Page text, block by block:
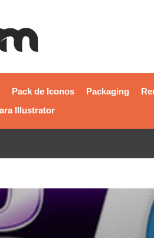
Pack de Iconos Packaging
Illustrator